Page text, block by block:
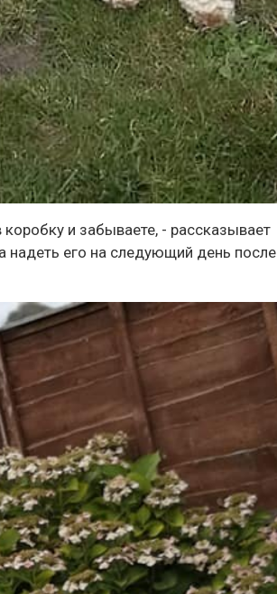
и забываете, - рассказывает
надеть его на следующий день после